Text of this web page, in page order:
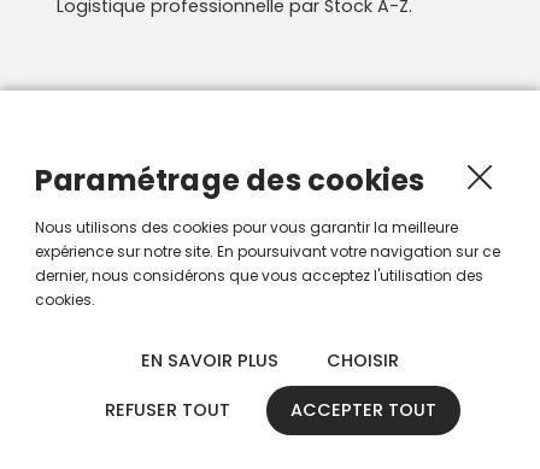
Logistique professionnelle par Stock A-Z.
Recevoir les nouveautés Smartroute par e-mail.
Paramétrage des cookies
Nous utilisons des cookies pour vous garantir la meilleure
expérience sur notre site. En poursuivant votre navigation sur ce
dernier, nous considérons que vous acceptez l'utilisation des
cookies.
EN SAVOIR PLUS CHOISIR
REFUSER TOUT ACCEPTER TOUT